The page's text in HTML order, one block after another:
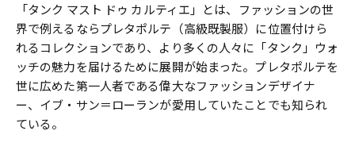
「タンク マスト ドゥ カルティエ」とは、ファッションの世
界で例えるならプレタポルテ（高級既製服）に位置付けら
れるコレクションであり、より多くの人々に「タンク」ウォ
ッチの魅力を届けるために展開が始まった。プレタポルテを
世に広めた第一人者である偉大なファッションデザイナ
ー、イブ・サン＝ローランが愛用していたことでも知られ
ている。